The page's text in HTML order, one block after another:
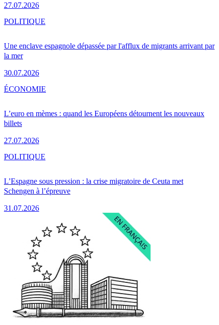
27.07.2026
Une enclave espagnole dépassée par l'afflux de migrants arrivant par
la mer
30.07.2026
POLITIQUE
L’euro en mèmes : quand les Européens détournent les nouveaux
billets
27.07.2026
ÉCONOMIE
L’Espagne sous pression : la crise migratoire de Ceuta met
Schengen à l’épreuve
31.07.2026
POLITIQUE